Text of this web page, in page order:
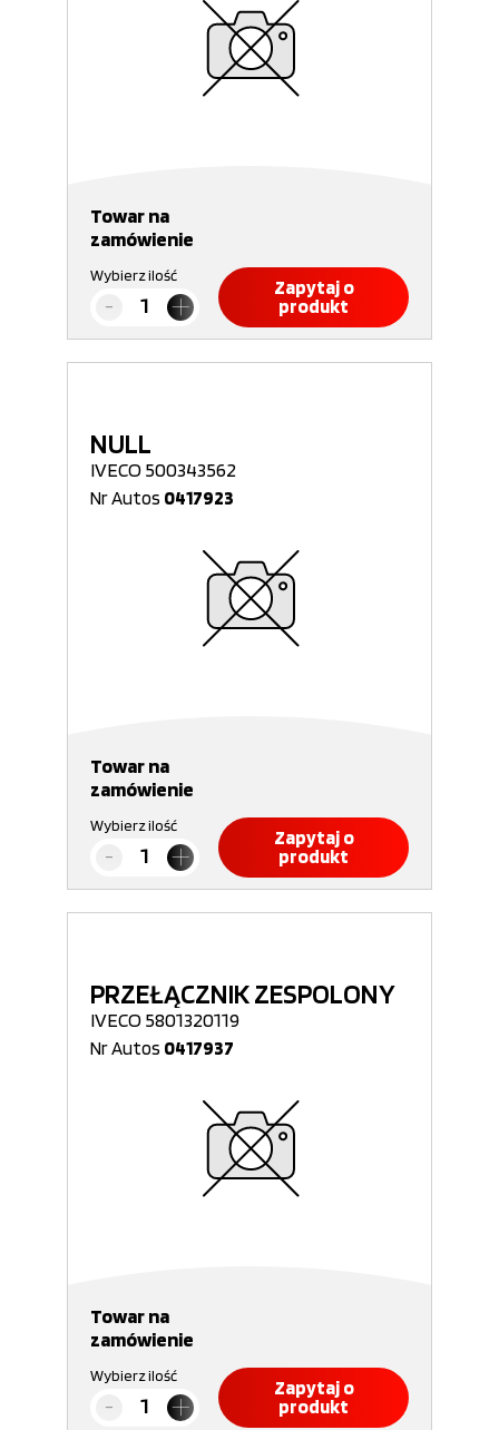
Towar na
zamówienie
Wybierz ilość
Zapytaj o
produkt
NULL
IVECO 500343562
Nr Autos 0417923
Towar na
zamówienie
Wybierz ilość
Zapytaj o
produkt
PRZEŁĄCZNIK ZESPOLONY
IVECO 5801320119
Nr Autos 0417937
Towar na
zamówienie
Wybierz ilość
Zapytaj o
produkt